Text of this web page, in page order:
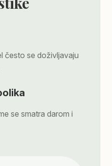
često se doživljavaju
se smatra darom i